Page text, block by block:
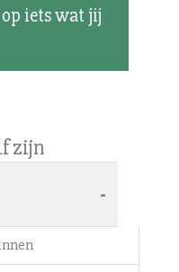
iets wat jij
zijn
-